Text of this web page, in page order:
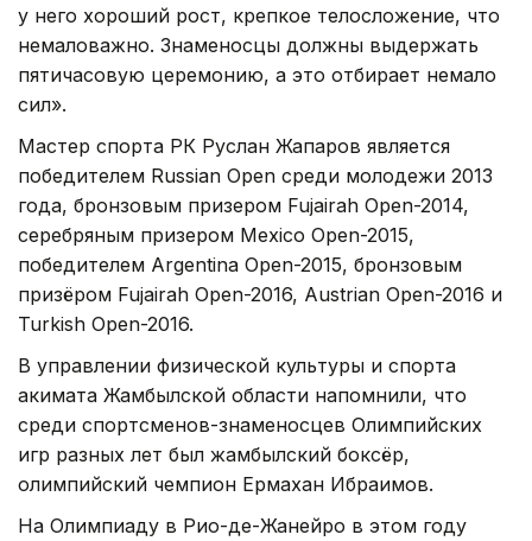
у него хороший рост, крепкое телосложение, что
немаловажно. Знаменосцы должны выдержать
пятичасовую церемонию, а это отбирает немало
сил».
Мастер спорта РК Руслан Жапаров является
победителем Russian Open среди молодежи 2013
года, бронзовым призером Fujairah Open-2014,
серебряным призером Mexico Open-2015,
победителем Argentina Open-2015, бронзовым
призёром Fujairah Open-2016, Austrian Open-2016 и
Turkish Open-2016.
В управлении физической культуры и спорта
акимата Жамбылской области напомнили, что
среди спортсменов-знаменосцев Олимпийских
игр разных лет был жамбылский боксёр,
олимпийский чемпион Ермахан Ибраимов.
На Олимпиаду в Рио-де-Жанейро в этом году